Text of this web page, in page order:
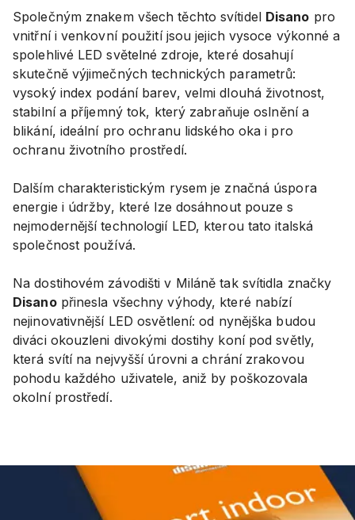
Společným znakem všech těchto svítidel Disano pro
vnitřní i venkovní použití jsou jejich vysoce výkonné a
spolehlivé LED světelné zdroje, které dosahují
skutečně výjimečných technických parametrů:
vysoký index podání barev, velmi dlouhá životnost,
stabilní a příjemný tok, který zabraňuje oslnění a
blikání, ideální pro ochranu lidského oka i pro
ochranu životního prostředí.
Dalším charakteristickým rysem je značná úspora
energie i údržby, které lze dosáhnout pouze s
nejmodernější technologií LED, kterou tato italská
společnost používá.
Na dostihovém závodišti v Miláně tak svítidla značky
Disanopřinesla všechny výhody, které nabízí
nejinovativnější LED osvětlení: od nynějška budou
diváci okouzleni divokými dostihy koní pod světly,
která svítí na nejvyšší úrovni a chrání zrakovou
pohodu každého uživatele, aniž by poškozovala
okolní prostředí.